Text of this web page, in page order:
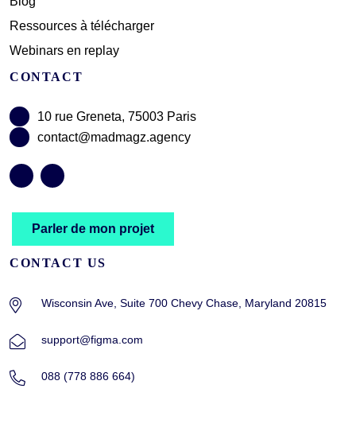
Ressources à télécharger
Webinars en replay
CONTACT
10 rue Greneta, 75003 Paris
contact@madmagz.agency
Parler de mon projet
CONTACT US
Wisconsin Ave, Suite 700 Chevy Chase, Maryland 20815
support@figma.com
088 (778 886 664)